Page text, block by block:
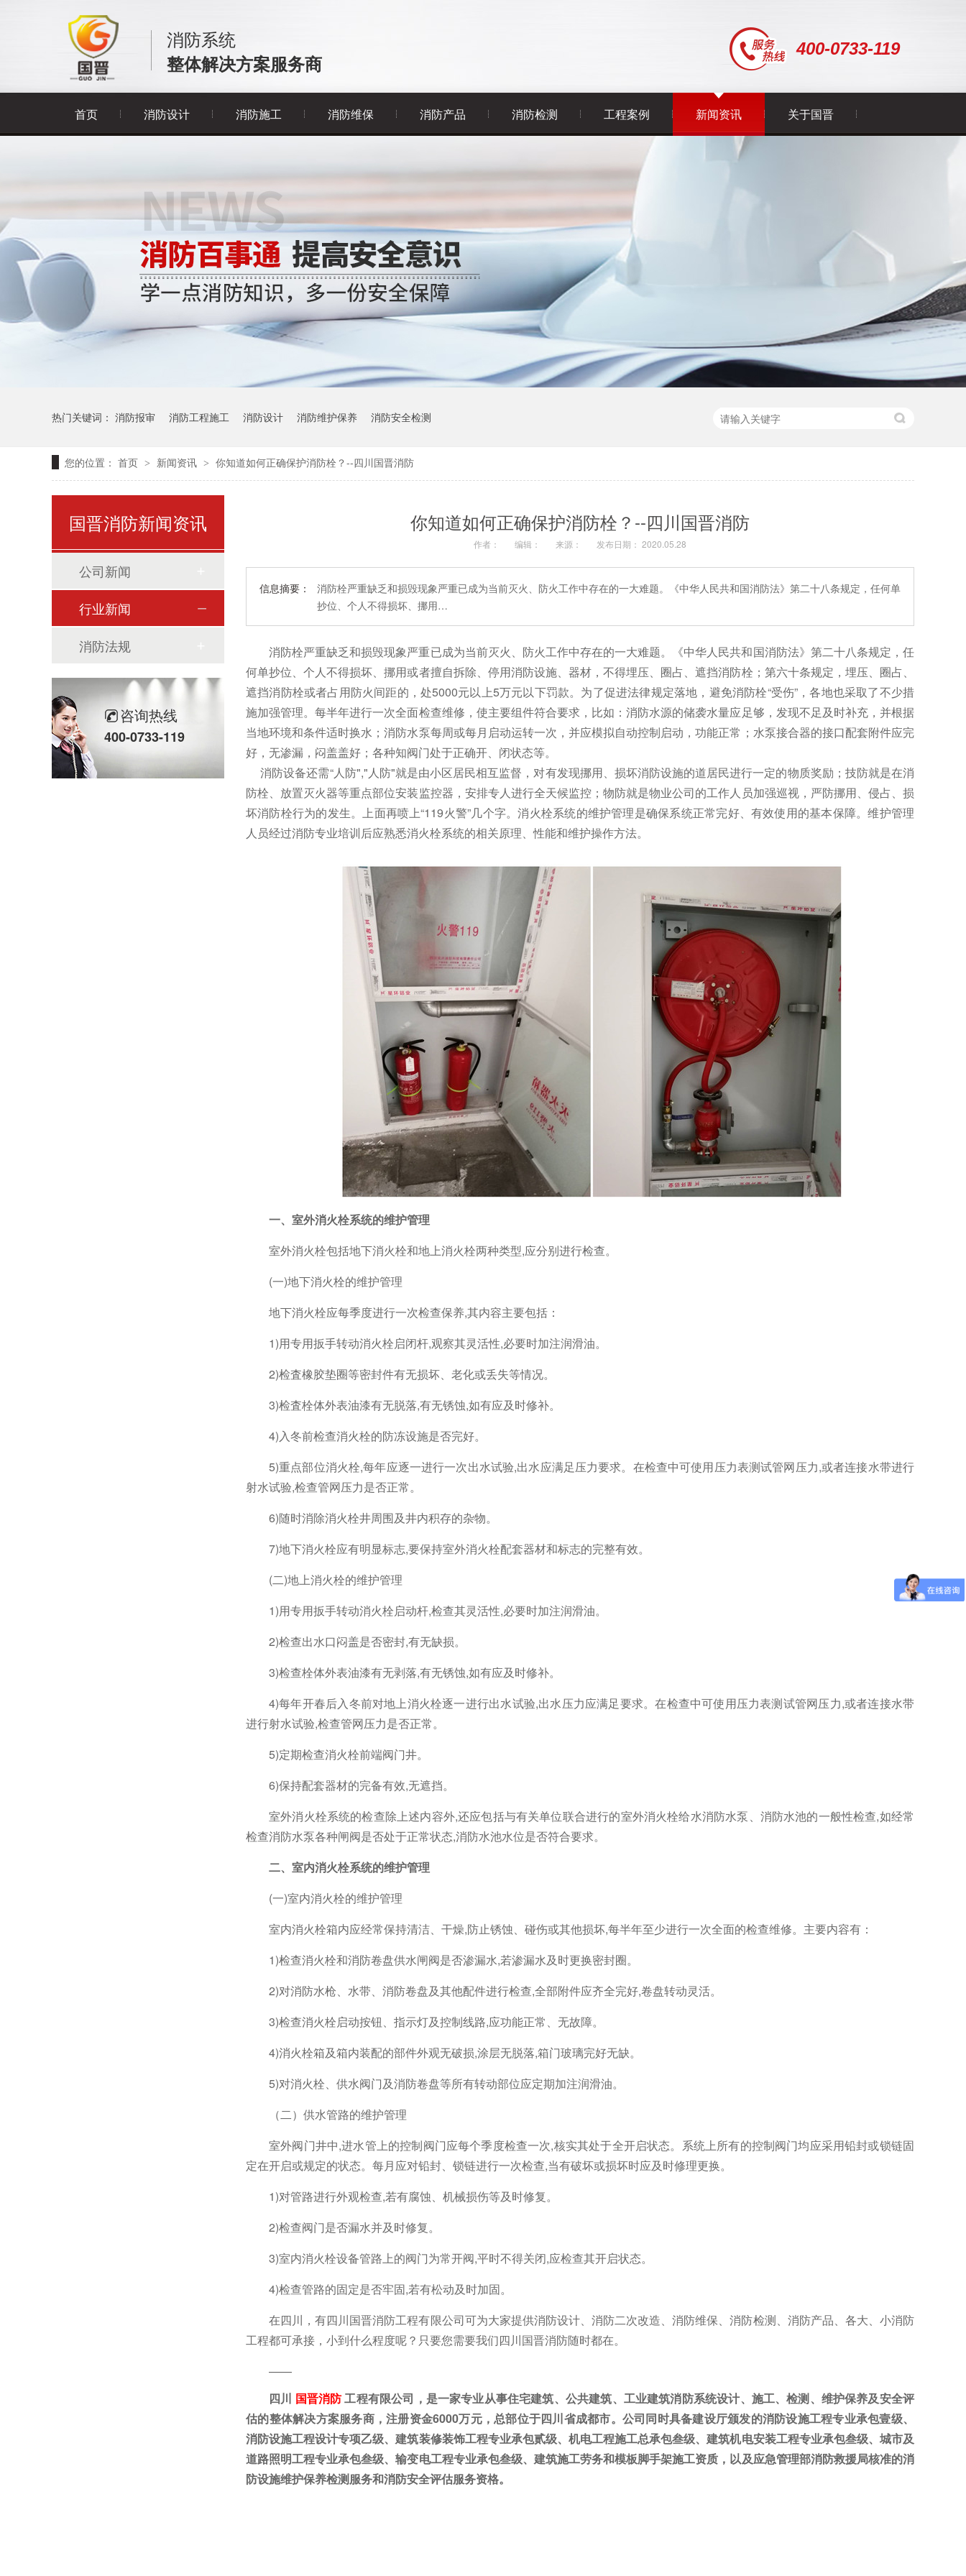
消防系统
整体解决方案服务商
400-0733-119
首页 消防设计 消防施工 消防维保 消防产品 消防检测 工程案例 新闻资讯 关于国晋
热门关键词： 消防报审 消防工程施工 消防设计 消防维护保养 消防安全检测
您的位置： 首页 > 新闻资讯 > 你知道如何正确保护消防栓？--四川国晋消防
你知道如何正确保护消防栓？--四川国晋消防
作者： 编辑： 来源： 发布日期： 2020.05.28
信息摘要：
消防栓严重缺乏和损毁现象严重已成为当前灭火、防火工作中存在的一大难题。《中华人民共和国消防法》第二十八条规定，任何单
抄位、个人不得损坏、挪用…
消防栓严重缺乏和损毁现象严重已成为当前灭火、防火工作中存在的一大难题。《中华人民共和国消防法》第二十八条规定，任
何单抄位、个人不得损坏、挪用或者擅自拆除、停用消防设施、器材，不得埋压、圈占、遮挡消防栓；第六十条规定 ，埋压、圈占、
遮挡消防栓或者占用防火间距的，处5000元以上5万元以下罚款。为了促进法律规定落地，避免消防栓“受伤”，各地也采取了不少措
施加强管理。每半年进行一次全面检查维修，使主要组件符合要求，比如：消防水源的储袭水量应足够，发现不足及时补充，并根据
当地环境和条件适时换水；消防水泵每周或每月启动运转一次，并应模拟自动控制启动，功能正常；水泵接合器的接口配套附件应完
好，无渗漏，闷盖盖好；各种知阀门处于正确开、闭状态等。
消防设备还需“人防","人防"就是由小区居民相互监督，对有发现挪用、损坏消防设施的道居民进行一定的物质奖励；技防就是在消
防栓、放置灭火器等重点部位安装监控器，安排专人进行全天候监控；物防就是物业公司的工作人员加强巡视，严防挪用、侵占、损
坏消防栓行为的发生。上面再喷上“119火警”几个字。消火栓系统的维护管理是确保系统正常完好、有效使用的基本保障。维护管理
人员经过消防专业培训后应熟悉消火栓系统的相关原理、性能和维护操作方法。
一、室外消火栓系统的维护管理
室外消火栓包括地下消火栓和地上消火栓两种类型,应分别进行检查。
(一)地下消火栓的维护管理
地下消火栓应每季度进行一次检查保养,其内容主要包括：
1)用专用扳手转动消火栓启闭杆,观察其灵活性,必要时加注润滑油。
2)检査橡胶垫圈等密封件有无损坏、老化或丢失等情况。
3)检査栓体外表油漆有无脱落,有无锈蚀,如有应及时修补。
4)入冬前检查消火栓的防冻设施是否完好。
5)重点部位消火栓,每年应逐一进行一次出水试验,出水应满足压力要求。在检查中可使用压力表测试管网压力,或者连接水带进行
射水试验,检查管网压力是否正常。
6)随时消除消火栓井周围及井内积存的杂物。
7)地下消火栓应有明显标志,要保持室外消火栓配套器材和标志的完整有效。
(二)地上消火栓的维护管理
1)用专用扳手转动消火栓启动杆,检查其灵活性,必要时加注润滑油。
2)检查出水口闷盖是否密封,有无缺损。
3)检查栓体外表油漆有无剥落,有无锈蚀,如有应及时修补。
4)每年开春后入冬前对地上消火栓逐一进行出水试验,出水压力应满足要求。在检查中可使用压力表测试管网压力,或者连接水带
进行射水试验,检查管网压力是否正常。
5)定期检查消火栓前端阀门井。
6)保持配套器材的完备有效,无遮挡。
室外消火栓系统的检查除上述内容外,还应包括与有关单位联合进行的室外消火栓给水消防水泵、消防水池的一般性检查,如经常
检查消防水泵各种闸阀是否处于正常状态,消防水池水位是否符合要求。
二、室内消火栓系统的维护管理
(一)室内消火栓的维护管理
室内消火栓箱内应经常保持清洁、干燥,防止锈蚀、碰伤或其他损坏,每半年至少进行一次全面的检查维修。主要内容有：
1)检查消火栓和消防卷盘供水闸阀是否渗漏水,若渗漏水及时更换密封圈。
2)对消防水枪、水带、消防卷盘及其他配件进行检查,全部附件应齐全完好,卷盘转动灵活。
3)检查消火栓启动按钮、指示灯及控制线路,应功能正常、无故障。
4)消火栓箱及箱内装配的部件外观无破损,涂层无脱落,箱门玻璃完好无缺。
5)对消火栓、供水阀门及消防卷盘等所有转动部位应定期加注润滑油。
（二）供水管路的维护管理
室外阀门井中,进水管上的控制阀门应每个季度检查一次,核实其处于全开启状态。系统上所有的控制阀门均应采用铅封或锁链固
定在开启或规定的状态。每月应对铅封、锁链进行一次检查,当有破坏或损坏时应及时修理更换。
1)对管路进行外观检查,若有腐蚀、机械损伤等及时修复。
2)检查阀门是否漏水并及时修复。
3)室内消火栓设备管路上的阀门为常开阀,平时不得关闭,应检查其开启状态。
4)检查管路的固定是否牢固,若有松动及时加固。
在四川，有四川国晋消防工程有限公司可为大家提供消防设计、消防二次改造、消防维保、消防检测、消防产品、各大、小消防
工程都可承接，小到什么程度呢？只要您需要我们四川国晋消防随时都在。
——
四川 国晋消防工程有限公司，是一家专业从事住宅建筑、公共建筑、工业建筑消防系统设计、施工、检测、维护保养及安全评
估的整体解决方案服务商，注册资金6000万元，总部位于四川省成都市。公司同时具备建设厅颁发的消防设施工程专业承包壹级、
消防设施工程设计专项乙级、建筑装修装饰工程专业承包贰级、机电工程施工总承包叁级、建筑机电安装工程专业承包叁级、城市及
道路照明工程专业承包叁级、输变电工程专业承包叁级、建筑施工劳务和模板脚手架施工资质，以及应急管理部消防救援局核准的消
防设施维护保养检测服务和消防安全评估服务资格。
国晋消防新闻资讯
公司新闻
行业新闻
消防法规
咨询热线
400-0733-119